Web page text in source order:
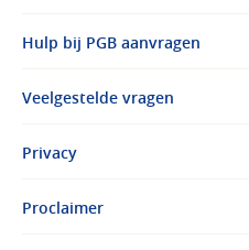
Hulp bij PGB aanvragen
Veelgestelde vragen
Privacy
Proclaimer